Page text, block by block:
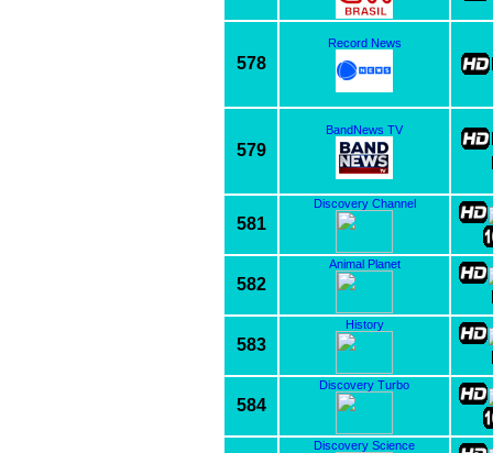
578
Record News
579
BandNews TV
581
Discovery Channel
582
Animal Planet
583
History
584
Discovery Turbo
Discovery Science